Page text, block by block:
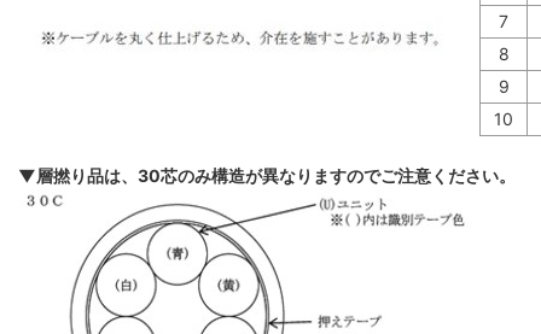
7
8
9
10
▼層撚り品は、30芯のみ構造が異なりますのでご注意ください。